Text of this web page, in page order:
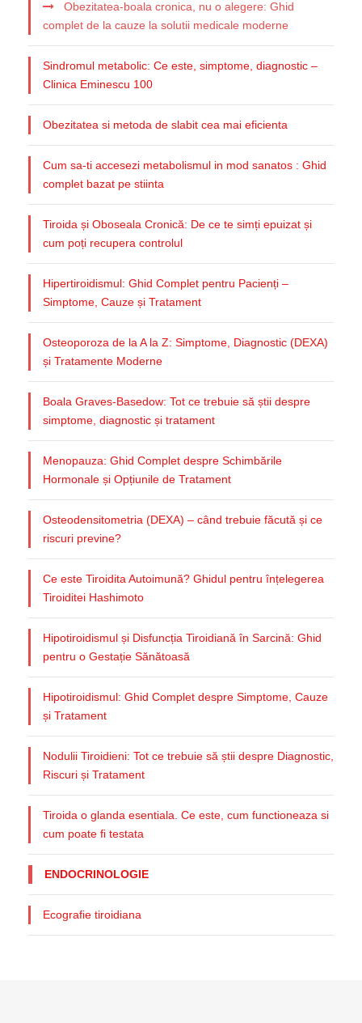
Obezitatea-boala cronica, nu o alegere: Ghid
complet de la cauze la solutii medicale moderne
Sindromul metabolic: Ce este, simptome, diagnostic –
Clinica Eminescu 100
Obezitatea si metoda de slabit cea mai eficienta
Cum sa-ti accesezi metabolismul in mod sanatos : Ghid
complet bazat pe stiinta
Tiroida și Oboseala Cronică: De ce te simți epuizat și
cum poți recupera controlul
Hipertiroidismul: Ghid Complet pentru Pacienți –
Simptome, Cauze și Tratament
Osteoporoza de la A la Z: Simptome, Diagnostic (DEXA)
și Tratamente Moderne
Boala Graves-Basedow: Tot ce trebuie să știi despre
simptome, diagnostic și tratament
Menopauza: Ghid Complet despre Schimbările
Hormonale și Opțiunile de Tratament
Osteodensitometria (DEXA) – când trebuie făcută și ce
riscuri previne?
Ce este Tiroidita Autoimună? Ghidul pentru înțelegerea
Tiroiditei Hashimoto
Hipotiroidismul și Disfuncția Tiroidiană în Sarcină: Ghid
pentru o Gestație Sănătoasă
Hipotiroidismul: Ghid Complet despre Simptome, Cauze
și Tratament
Nodulii Tiroidieni: Tot ce trebuie să știi despre Diagnostic,
Riscuri și Tratament
Tiroida o glanda esentiala. Ce este, cum functioneaza si
cum poate fi testata
ENDOCRINOLOGIE
Ecografie tiroidiana